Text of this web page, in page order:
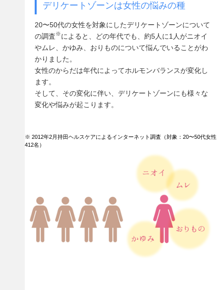
デリケートゾーンは女性の悩みの種
20〜50代の女性を対象にしたデリケートゾーンについて
の調査※によると、どの年代でも、約5人に1人がニオイ
やムレ、かゆみ、おりものについて悩んでいることがわ
かりました。
女性のからだは年代によってホルモンバランスが変化し
ます。
そして、その変化に伴い、デリケートゾーンにも様々な
変化や悩みが起こります。
※ 2012年2月持田ヘルスケアによるインターネット調査（対象：20〜50代女性
412名）